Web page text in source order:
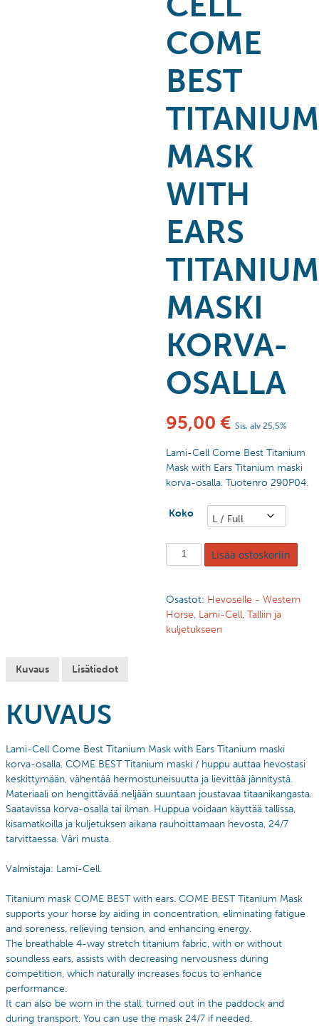
COME
BEST
TITANIUM
MASK
WITH
EARS
TITANIUM
MASKI
KORVA-
OSALLA
95,00 € Sis. alv 25,5%
Lami-Cell Come Best Titanium
Mask with Ears Titanium maski
korva-osalla. Tuotenro 290P04.
Koko
Lisää ostoskoriin
Osastot: Hevoselle - Western
Horse, Lami-Cell, Talliin ja
kuljetukseen
Kuvaus Lisätiedot
KUVAUS
Lami-Cell Come Best Titanium Mask with Ears Titanium maski
korva-osalla, COME BEST Titanium maski / huppu auttaa hevostasi
keskittymään, vähentää hermostuneisuutta ja lievittää jännitystä.
Materiaali on hengittävää neljään suuntaan joustavaa titaanikangasta.
Saatavissa korva-osalla tai ilman. Huppua voidaan käyttää tallissa,
kisamatkoilla ja kuljetuksen aikana rauhoittamaan hevosta, 24/7
tarvittaessa. Väri musta.
Valmistaja: Lami-Cell.
Titanium mask COME BEST with ears. COME BEST Titanium Mask
supports your horse by aiding in concentration, eliminating fatigue
and soreness, relieving tension, and enhancing energy.
The breathable 4-way stretch titanium fabric, with or without
soundless ears, assists with decreasing nervousness during
competition, which naturally increases focus to enhance
performance.
It can also be worn in the stall, turned out in the paddock and
during transport. You can use the mask 24/7 if needed.